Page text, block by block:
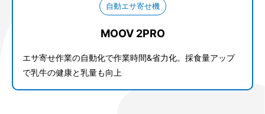
自動エサ寄せ機
MOOV 2PRO
エサ寄せ作業の自動化で作業時間&省力化。採食量アップ
で乳牛の健康と乳量も向上